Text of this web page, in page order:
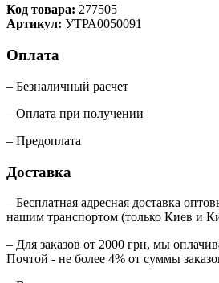
Код товара: 277505
Артикул: УТРА0050091
Оплата
– Безналичный расчет
– Оплата при получении
– Предоплата
Доставка
– Бесплатная адресная доставка
нашим транспортом (только Киев и
– Для заказов от 2000 грн, мы
Почтой - не более 4% от суммы